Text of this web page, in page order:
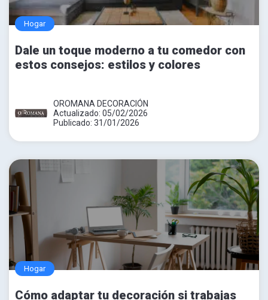
Hogar
Dale un toque moderno a tu comedor con
estos consejos: estilos y colores
OROMANA DECORACIÓN
Actualizado: 05/02/2026
Publicado: 31/01/2026
Hogar
Cómo adaptar tu decoración si trabajas